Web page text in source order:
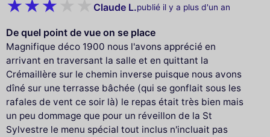
Claude L.publié il y a plus d'un an
De quel point de vue on se place
Magnifique déco 1900 nous l'avons apprécié en
arrivant en traversant la salle et en quittant la
Crémaillère sur le chemin inverse puisque nous avons
dîné sur une terrasse bâchée (qui se gonflait sous les
rafales de vent ce soir là) le repas était très bien mais
un peu dommage que pour un réveillon de la St
Sylvestre le menu spécial tout inclus n'incluait pas